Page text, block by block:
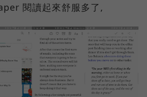
閱讀起來舒服多了,